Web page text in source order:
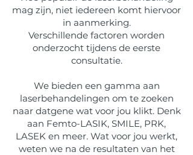
mag zijn, niet iedereen komt hiervoor
in aanmerking.
Verschillende factoren worden
onderzocht tijdens de eerste
consultatie.
We bieden een gamma aan
laserbehandelingen om te zoeken
naar datgene wat voor jou klikt. Denk
aan Femto-LASIK, SMILE, PRK,
LASEK en meer. Wat voor jou werkt,
weten we na de resultaten van het